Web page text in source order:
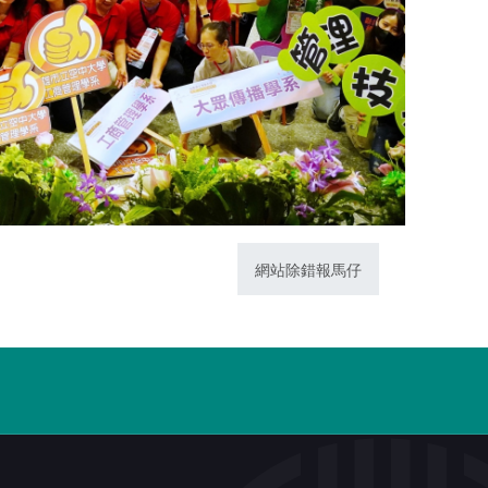
網站除錯報馬仔